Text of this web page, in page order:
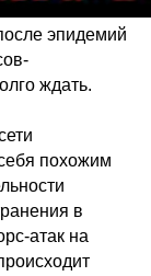
эпидемий
ждать.
похожим
в
атак на